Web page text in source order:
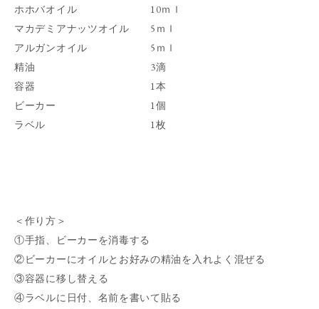
ホホバオイル 10ｍｌ
マカデミアナッツオイル 5ｍｌ
アルガンオイル 5ｍｌ
精油 3滴
容器 1本
ビーカー 1個
ラベル 1枚
＜作り方＞
①手指、ビーカーを消毒する
②ビーカーにオイルとお好みの精油を入れよく混ぜる
③容器に移し替える
④ラベルに日付、名前を書いて貼る